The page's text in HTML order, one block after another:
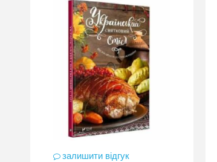
залишити відгук